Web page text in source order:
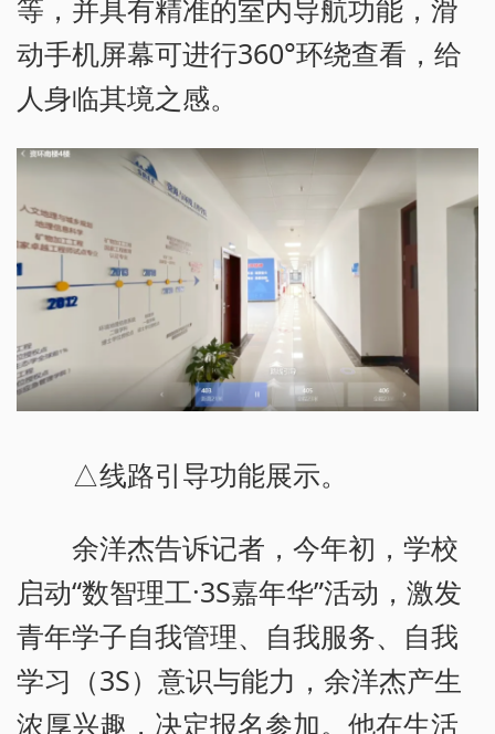
等，并具有精准的室内导航功能，滑
动手机屏幕可进行360°环绕查看，给
人身临其境之感。
△线路引导功能展示。
余洋杰告诉记者，今年初，学校
启动“数智理工·3S嘉年华”活动，激发
青年学子自我管理、自我服务、自我
学习（3S）意识与能力，余洋杰产生
浓厚兴趣，决定报名参加。他在生活